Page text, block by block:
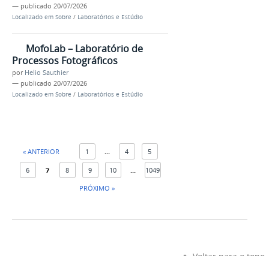
— publicado 20/07/2026
Localizado em Sobre / Laboratórios e Estúdio
MofoLab – Laboratório de
Processos Fotográficos
por Helio Sauthier
— publicado 20/07/2026
Localizado em Sobre / Laboratórios e Estúdio
« ANTERIOR 1 ... 4 5
6 7 8 9 10 ...
1049
PRÓXIMO »